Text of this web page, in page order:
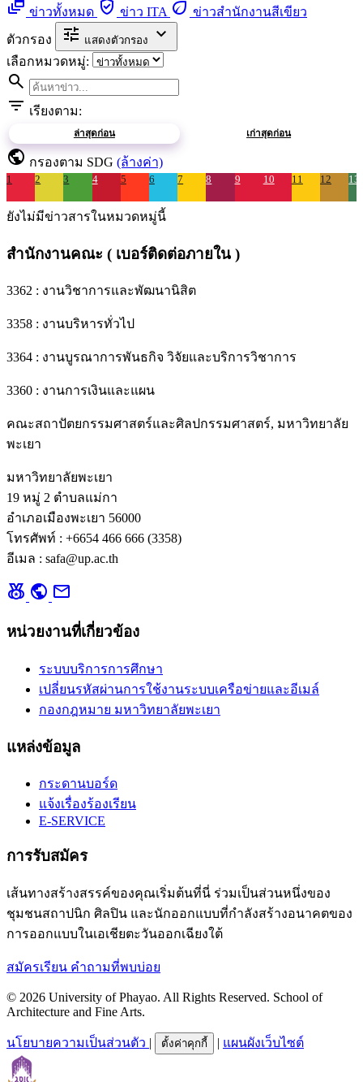
dynamic_feed ข่าวทั้งหมด verified_user ข่าว ITA eco ข่าวสำนักงานสีเขียว
ตัวกรอง
tune แสดงตัวกรอง expand_more
เลือกหมวดหมู่:
search
filter_list เรียงตาม:
ล่าสุดก่อน เก่าสุดก่อน
public กรองตาม SDG (ล้างค่า)
1 2 3 4 5 6 7 8 9 10 11 12 13
ยังไม่มีข่าวสารในหมวดหมู่นี้
สำนักงานคณะ ( เบอร์ติดต่อภายใน )
3362 : งานวิชาการและพัฒนานิสิต
3358 : งานบริหารทั่วไป
3364 : งานบูรณาการพันธกิจ วิจัยและบริการวิชาการ
3360 : งานการเงินและแผน
คณะสถาปัตยกรรมศาสตร์และศิลปกรรมศาสตร์, มหาวิทยาลัย
พะเยา
มหาวิทยาลัยพะเยา
19 หมู่ 2 ตำบลแม่กา
อำเภอเมืองพะเยา 56000
โทรศัพท์ : +6654 466 666 (3358)
อีเมล : safa@up.ac.th
social_leaderboard public mail
หน่วยงานที่เกี่ยวข้อง
ระบบบริการการศึกษา
เปลี่ยนรหัสผ่านการใช้งานระบบเครือข่ายและอีเมล์
กองกฎหมาย มหาวิทยาลัยพะเยา
แหล่งข้อมูล
กระดานบอร์ด
แจ้งเรื่องร้องเรียน
E-SERVICE
การรับสมัคร
เส้นทางสร้างสรรค์ของคุณเริ่มต้นที่นี่ ร่วมเป็นส่วนหนึ่งของ
ชุมชนสถาปนิก ศิลปิน และนักออกแบบที่กำลังสร้างอนาคตของ
การออกแบบในเอเชียตะวันออกเฉียงใต้
สมัครเรียน คำถามที่พบบ่อย
© 2026 University of Phayao. All Rights Reserved. School of
Architecture and Fine Arts.
นโยบายความเป็นส่วนตัว | ตั้งค่าคุกกี้ | แผนผังเว็บไซต์